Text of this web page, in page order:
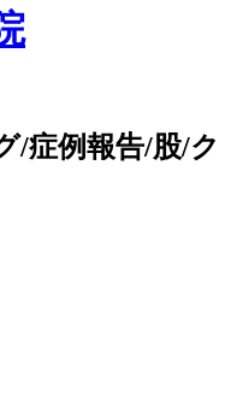
/症例報告/股/ク